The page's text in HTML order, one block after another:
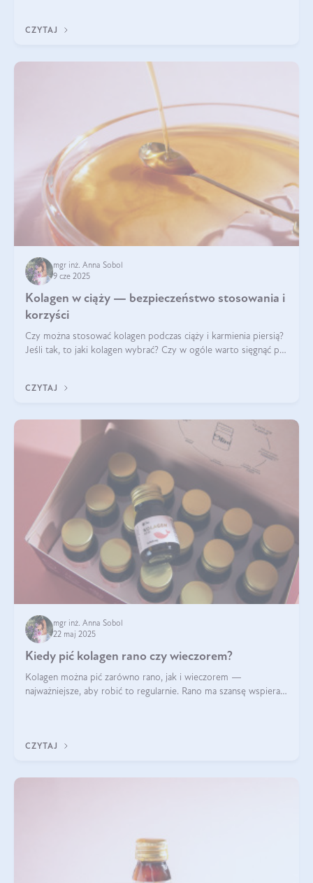
CZYTAJ
mgr inż. Anna Sobol
9 cze 2025
Kolagen w ciąży — bezpieczeństwo stosowania i
korzyści
Czy można stosować kolagen podczas ciąży i karmienia piersią?
Jeśli tak, to jaki kolagen wybrać? Czy w ogóle warto sięgnąć po
CZYTAJ
mgr inż. Anna Sobol
22 maj 2025
Kiedy pić kolagen rano czy wieczorem?
Kolagen można pić zarówno rano, jak i wieczorem —
najważniejsze, aby robić to regularnie. Rano ma szansę wspierać
CZYTAJ